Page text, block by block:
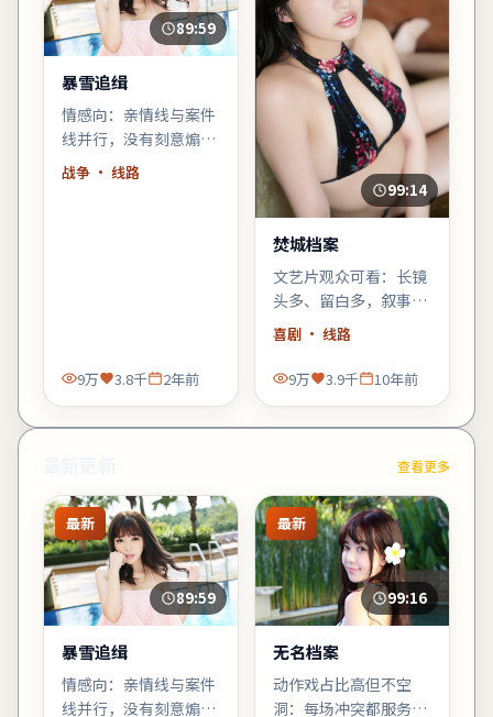
89:59
暴雪追缉
情感向：亲情线与案件
线并行，没有刻意煽
情，却在车站告别那场
戏里让人鼻酸。
战争· 线路
9万 3.8千 2年前
99:14
焚城档案
文艺片观众可看：长镜
头多、留白多，叙事偏
「氛围先行」，不耐心
的观众需调整预期。
喜剧 · 线路
9万 3.9千 10年前
查看更多
最新
89:59
暴雪追缉
情感向：亲情线与案件
线并行，没有刻意煽
最新
99:16
无名档案
动作戏占比高但不空
洞：每场冲突都服务于